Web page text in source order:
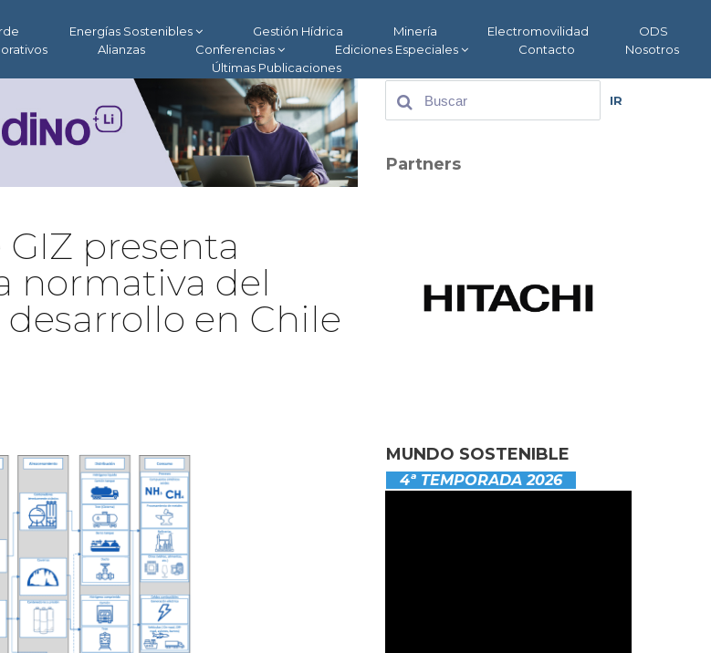
Energías Sostenibles Gestión Hídrica Minería Electromovilidad
ODS
Alianzas Conferencias Ediciones Especiales Contacto
Nosotros
Últimas Publicaciones
presenta
normativa del
en Chile
IR
Partners
MUNDO SOSTENIBLE
4ª TEMPORADA 2026